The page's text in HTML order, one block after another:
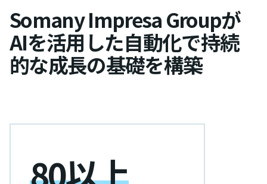
Somany Impresa Groupが
AIを活用した自動化で持続
的な成長の基礎を構築
80以上